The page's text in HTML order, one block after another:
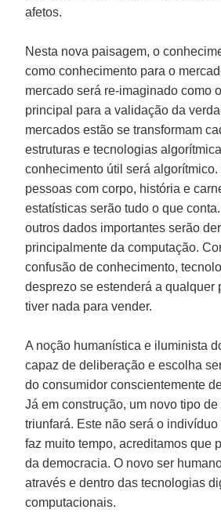
afetos.
Nesta nova paisagem, o
como conhecimento para o
mercado será re-imaginado como
principal para a validação da
mercados estão se transformam
estruturas e tecnologias
conhecimento útil será algorítmico.
pessoas com corpo, história e
estatísticas serão tudo o que
outros dados importantes serão
principalmente da computação.
confusão de conhecimento,
desprezo se estenderá a qualquer
tiver nada para vender.
A noção humanística e iluminista
capaz de deliberação e escolha
do consumidor conscientemente
Já em construção, um novo tipo
triunfará. Este não será o
faz muito tempo, acreditamos que
da democracia. O novo ser
através e dentro das tecnologias
computacionais.